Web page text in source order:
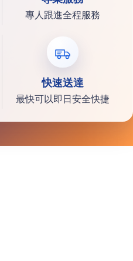
專人跟進全程服務
快速送達
最快可以即日安全快捷